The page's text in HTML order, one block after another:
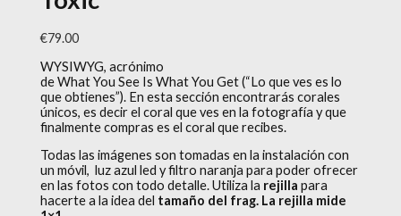
€79.00
WYSIWYG, acrónimo
deWhatYou See Is WhatYou Get(“Lo que ves es lo
que obtienes”). En esta sección encontrarás corales
únicos, es decir el coral que ves en la fotografía y que
finalmente compras es el coral que recibes.
Todas las imágenes son tomadas en la instalación con
un móvil, luz azul led y filtro naranja para poder ofrecer
en las fotos con todo detalle. Utiliza la rejilla para
hacerte a la idea del tamaño del frag. La rejilla mide